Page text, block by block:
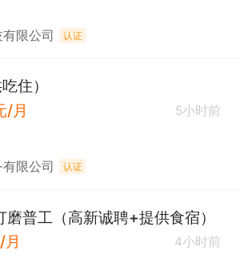
限公司 认证
住）
/月
5小时前
限公司 认证
磨普工（高新诚聘+提供食宿）
4小时前